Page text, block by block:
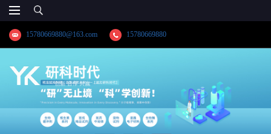
15780669880@163.com 15780669880